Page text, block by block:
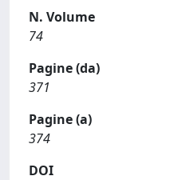
N. Volume
74
Pagine (da)
371
Pagine (a)
374
DOI